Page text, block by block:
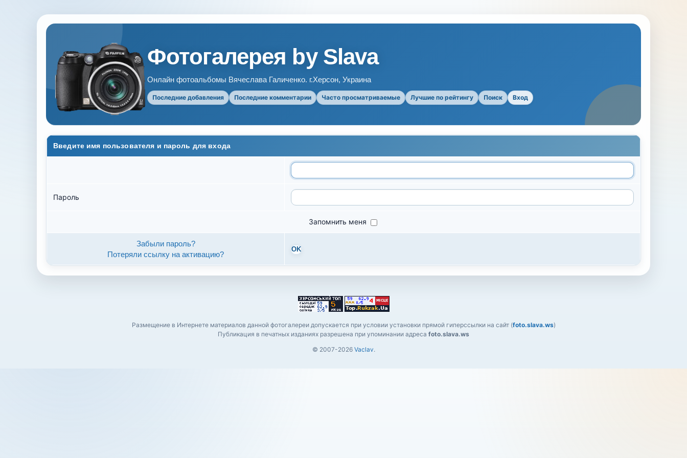
Фотогалерея by Slava
Онлайн фотоальбомы Вячеслава Галиченко. г.Херсон, Украина
Последние добавления Последние комментарии Часто просматриваемые Лучшие по рейтингу Поиск Вход
Введите имя пользователя и пароль для входа
Пароль
Запомнить меня
Забыли пароль?
Потеряли ссылку на активацию?
OK
Размещение в Интернете материалов данной фотогалереи допускается при условии установки прямой гиперссылки на сайт (foto.slava.ws)
Публикация в печатных изданиях разрешена при упоминании адреса foto.slava.ws
© 2007-2026 Vaclav.